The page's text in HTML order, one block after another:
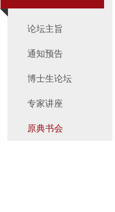
论坛主旨
通知预告
博士生论坛
专家讲座
原典书会